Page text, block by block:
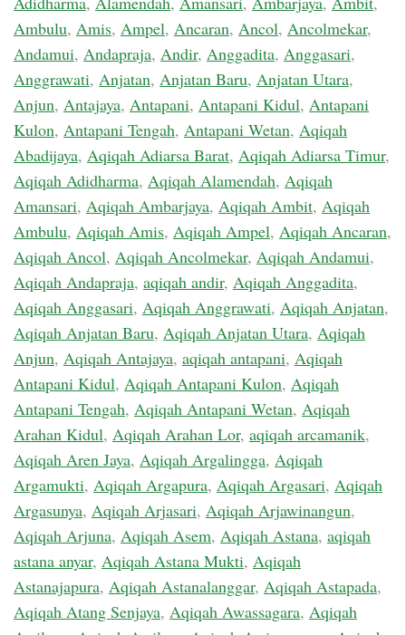
Ambulu, Amis, Ampel, Ancaran, Ancol, Ancolmekar,
Andamui, Andapraja, Andir, Anggadita, Anggasari,
Anggrawati, Anjatan, Anjatan Baru, Anjatan Utara,
Anjun, Antajaya, Antapani, Antapani Kidul, Antapani
Kulon, Antapani Tengah, Antapani Wetan, Aqiqah
Abadijaya, Aqiqah Adiarsa Barat, Aqiqah Adiarsa Timur,
Aqiqah Adidharma, Aqiqah Alamendah, Aqiqah
Amansari, Aqiqah Ambarjaya, Aqiqah Ambit, Aqiqah
Ambulu, Aqiqah Amis, Aqiqah Ampel, Aqiqah Ancaran,
Aqiqah Ancol, Aqiqah Ancolmekar, Aqiqah Andamui,
Aqiqah Andapraja, aqiqah andir, Aqiqah Anggadita,
Aqiqah Anggasari, Aqiqah Anggrawati, Aqiqah Anjatan,
Aqiqah Anjatan Baru, Aqiqah Anjatan Utara, Aqiqah
Anjun, Aqiqah Antajaya, aqiqah antapani, Aqiqah
Antapani Kidul, Aqiqah Antapani Kulon, Aqiqah
Antapani Tengah, Aqiqah Antapani Wetan, Aqiqah
Arahan Kidul, Aqiqah Arahan Lor, aqiqah arcamanik,
Aqiqah Aren Jaya, Aqiqah Argalingga, Aqiqah
Argamukti, Aqiqah Argapura, Aqiqah Argasari, Aqiqah
Argasunya, Aqiqah Arjasari, Aqiqah Arjawinangun,
Aqiqah Arjuna, Aqiqah Asem, Aqiqah Astana, aqiqah
astana anyar, Aqiqah Astana Mukti, Aqiqah
Astanajapura, Aqiqah Astanalanggar, Aqiqah Astapada,
Aqiqah Atang Senjaya, Aqiqah Awassagara, Aqiqah